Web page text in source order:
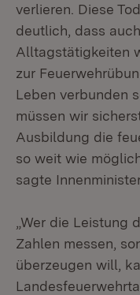
verlieren. Diese
deutlich, dass
Alltagstätigkeiten
zur
Leben verbunden
müssen wir
Ausbildung die
so weit wie
sagte
„Wer die Leistung
Zahlen messen,
überzeugen will,